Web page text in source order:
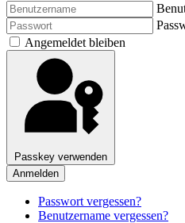
Angemeldet bleiben
Passkey verwenden
Anmelden
Passwort vergessen?
Benutzername vergessen?